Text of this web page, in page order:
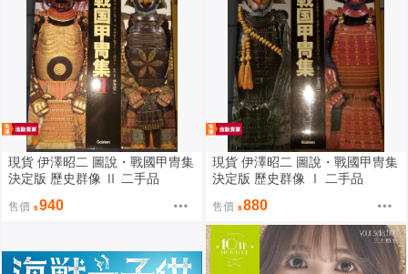
現貨 伊澤昭二 圖說・戰國甲冑集
決定版 歷史群像 Ⅱ 二手品
售價 940
現貨 伊澤昭二 圖說・戰國甲冑集
決定版 歷史群像 Ⅰ 二手品
售價 880